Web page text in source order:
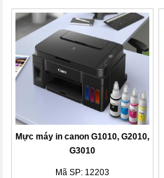
Mực máy in canon G1010, G2010,
G3010
Mã SP: 12203